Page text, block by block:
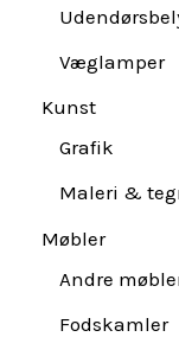
Væglamper
Kunst
Grafik
Maleri &
Møbler
Andre
Fodskamler